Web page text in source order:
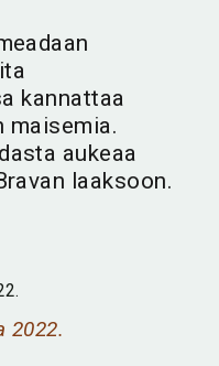
kannattaa
maisemia.
aukeaa
laaksoon.
2022.